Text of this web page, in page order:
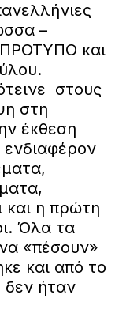
–
ΠΡΟΤΥΠΟ και
στους
στη
έκθεση
ενδιαφέρον
και η πρώτη
Όλα τα
«πέσουν»
και από το
ήταν